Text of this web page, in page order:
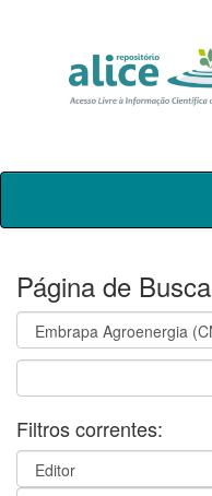
Skip
Página de Busca
Filtros correntes: